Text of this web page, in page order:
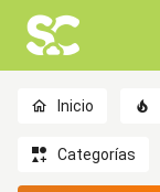
Inicio
Categorías